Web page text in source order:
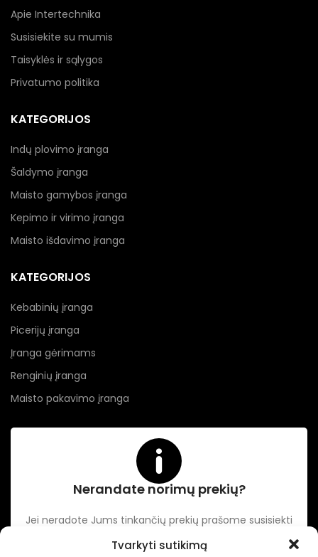
Tvarkyti sutikimą
Apie Intertechnika
Susisiekite su mumis
Taisyklės ir sąlygos
Privatumo politika
KATEGORIJOS
Indų plovimo įranga
Šaldymo įranga
Maisto gamybos įranga
Kepimo ir virimo įranga
Maisto išdavimo įranga
KATEGORIJOS
Kebabinių įranga
Picerijų įranga
Įranga gėrimams
Renginių įranga
Maisto pakavimo įranga
Nerandate norimų prekių?
Jei neradote Jums tinkančių prekių prašome susisiekti